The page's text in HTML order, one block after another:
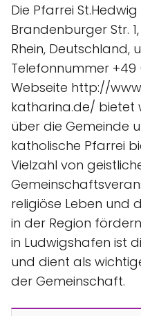
Die Pfarrei
Brandenburger Str.
Rhein, Deutschland,
Telefonnummer +49
Webseite http://
katharina.de/ bietet
über die Gemeinde
katholische Pfarrei
Vielzahl von
religiöse Leben und
in der Region
in Ludwigshafen ist
und dient als
der Gemeinschaft.